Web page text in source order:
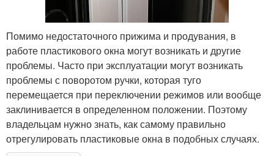
Помимо недостаточного прижима и продувания, в
работе пластикового окна могут возникать и другие
проблемы. Часто при эксплуатации могут возникать
проблемы с поворотом ручки, которая туго
перемещается при переключении режимов или вообще
заклинивается в определенном положении. Поэтому
владельцам нужно знать, как самому правильно
отрегулировать пластиковые окна в подобных случаях.